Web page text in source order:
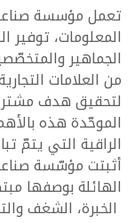
المعلومات، توفير
الجماهير
من العلامات
لتحقيق هدف
الموحّدة هذه
الراقية التي يتمّ
أثبتت مؤسّسة
الهائلة بوصفها
الخبرة، الشغف